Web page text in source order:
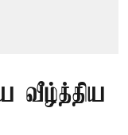
வீழ்த்திய